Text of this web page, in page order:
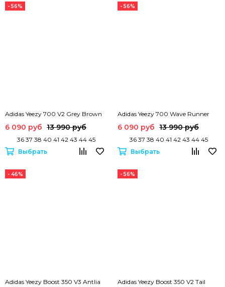
- 56%
Adidas Yeezy 700 V2 Grey Brown
6 090 руб 13 990 руб
36 37 38 40 41 42 43 44 45
Выбрать
- 56%
Adidas Yeezy 700 Wave Runner
6 090 руб 13 990 руб
36 37 38 40 41 42 43 44 45
Выбрать
- 46%
Adidas Yeezy Boost 350 V3 Antlia
- 56%
Adidas Yeezy Boost 350 V2 Tail